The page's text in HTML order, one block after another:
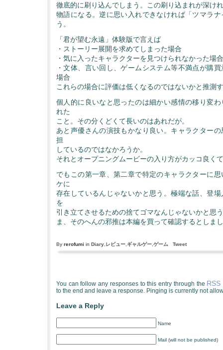
徹底的に刷り込んでしまう。この刷り込まれが深け
物語になる。逆に思い入れできなければ「ツマラ
う。
「君が望む永遠」体験版で言えば
・ストーリー展開を求めてしまった場合
・気に入ったキャラクターを見つけられなかった場合
・文体、言い回し、ゲームシステム等不満点が購
場合
これらの場合に評価は低くなるのではないかと推測
個人的に良いなと思ったのは細かい感情の移り変
れた
こと。その分くどくて長いのはあれだが。
あと声優さんの演技もかなり良い。キャラクター
担
しているのではなかろうか。
それとオープニングムービーの入り方がカッコ良く
でもこの第一章、第二章で特定のキャラクターに
ケに
存在しているんじゃないかと思う。極端な話、登
を
引き立てさせるための捨てゴマなんじゃないかと思
ま、そのへんの邪推は本編を買って確認するとしま
By rerofumi in Diary レビュー ギャルゲー ゲーム Tweet
You can follow any responses to this entry through the RSS
to the end and leave a response. Pinging is currently not
Leave a Reply
Name
Mail (will not be published)